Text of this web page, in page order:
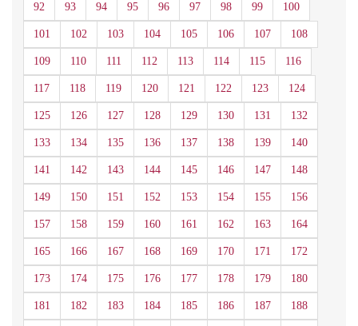
92 93 94 95 96 97 98 99 100
101 102 103 104 105 106 107 108
109 110 111 112 113 114 115 116
117 118 119 120 121 122 123 124
125 126 127 128 129 130 131 132
133 134 135 136 137 138 139 140
141 142 143 144 145 146 147 148
149 150 151 152 153 154 155 156
157 158 159 160 161 162 163 164
165 166 167 168 169 170 171 172
173 174 175 176 177 178 179 180
181 182 183 184 185 186 187 188